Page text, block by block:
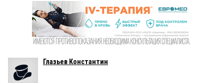
Глазьев Константин